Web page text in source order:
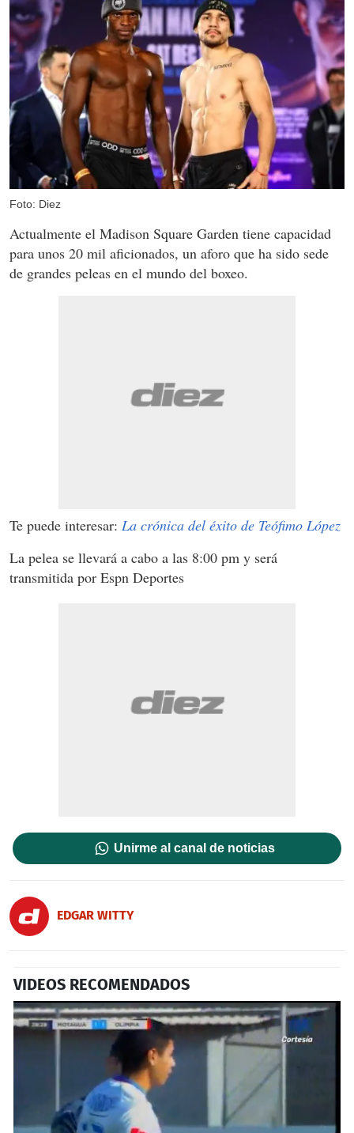
Foto: Diez
Actualmente el Madison Square Garden tiene capacidad
para unos 20 mil aficionados, un aforo que ha sido sede
de grandes peleas en el mundo del boxeo.
Te puede interesar: La crónica del éxito de Teófimo López
La pelea se llevará a cabo a las 8:00 pm y será
transmitida por Espn Deportes
Unirme al canal de noticias
EDGAR WITTY
VIDEOS RECOMENDADOS